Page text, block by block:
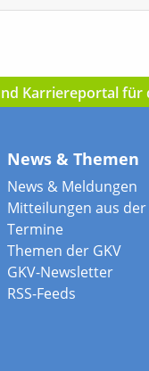
Karriereportal für
News & Themen
News & Meldungen
Mitteilungen aus der
Termine
Themen der GKV
GKV-Newsletter
RSS-Feeds